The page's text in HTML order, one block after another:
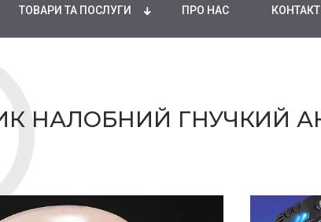
ТОВАРИ ТА ПОСЛУГИ ПРО НАС
НАЛОБНИЙ ГНУЧКИЙ